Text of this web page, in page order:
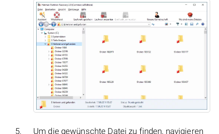
Um die gewünschte Datei zu finden, navigieren